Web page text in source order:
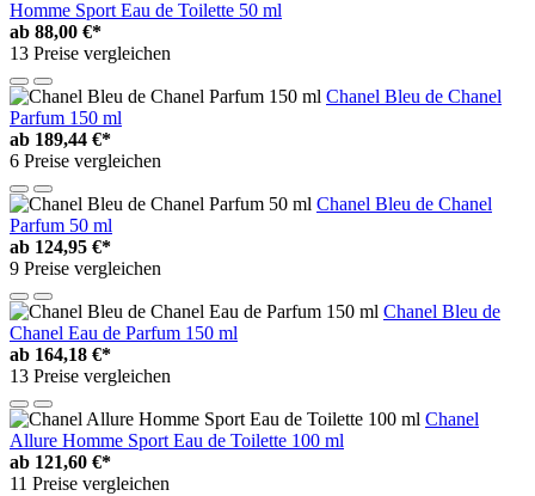
Homme Sport Eau de Toilette 50 ml
ab 88,00 €*
13 Preise vergleichen
Chanel Bleu de Chanel
Parfum 150 ml
ab 189,44 €*
6 Preise vergleichen
Chanel Bleu de Chanel
Parfum 50 ml
ab 124,95 €*
9 Preise vergleichen
Chanel Bleu de
Chanel Eau de Parfum 150 ml
ab 164,18 €*
13 Preise vergleichen
Chanel
Allure Homme Sport Eau de Toilette 100 ml
ab 121,60 €*
11 Preise vergleichen